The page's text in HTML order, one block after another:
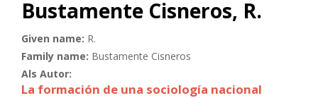
Bustamente Cisneros, R.
Given name: R.
Family name: Bustamente Cisneros
Als Autor:
La formación de una sociología nacional